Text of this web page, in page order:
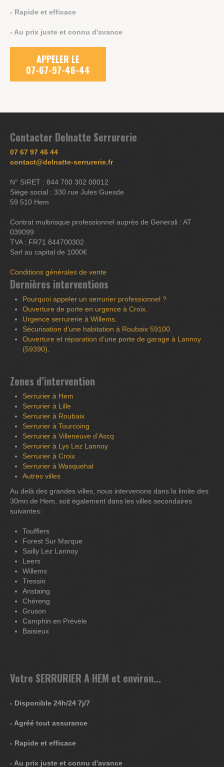
- Rapide et efficace
- Au prix juste et connu d'avance
APPELER LE
07-67-97-46-44
Contacter Delnatte Serrurerie
07 67 97 46 44
contact@delnatte-serrurerie.fr
N° SIRET : 844 700 302 00012
Siège social : 330 rue Jules Guesde
59 510 Hem
Contrat multirisque professionnel auprès de Generali : AT
039099
TVA : FR71 844700302
Sarl au capital de 1000€
Conditions générales de vente
Dernières interventions
Pourquoi appeler un serrurier professionnel ?
Ouverture de porte en urgence à Croix.
Urgence serrurerie à Willems.
Sécurisation d’une habitation à Roubaix 59100.
Ouverture et réparation d’une porte de garage à Lannoy
(59390).
Zones d’intervention
Serrurier à Hem
Serrurier à Lille
Serrurier à Roubaix
Serrurier à Tourcoing
Serrurier à Villeneuve d’Ascq
Serrurier à Lys Lez Lannoy
Serrurier à Croix
Serrurier à Wasquehal
Autres villes
Au delà des grandes villes, nous intervenons dans la limite des
30mn de Hem, soit également dans les villes secondaires
suivantes:
Toufflers
Forest Sur Marque
Sailly Lez Lannoy
Leers
Willems
Tressin
Anstaing
Chéreng
Gruson
Camphin en Prévèle
Baisieux
Votre SERRURIER A HEM et environ...
- Disponible 24h/24 7j/7
- Agréé tout assurance
- Rapide et efficace
- Au prix juste et connu d'avance